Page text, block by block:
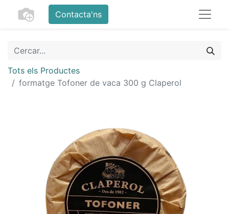
Contacta'ns
Tots els Productes
formatge Tofoner de vaca 300 g Claperol